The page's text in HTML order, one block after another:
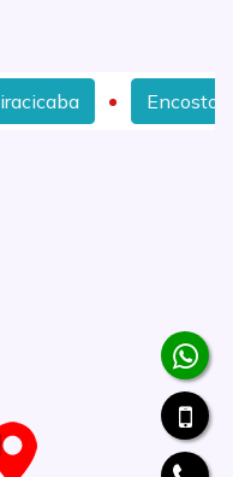
Encosto para Piloto